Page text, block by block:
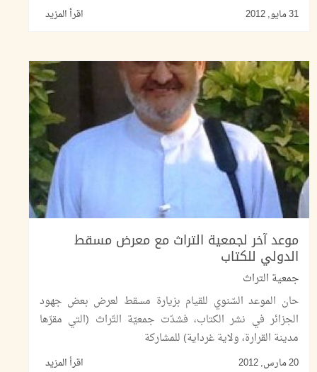
31 مايو, 2012 اقرأ المزيد
موعد آخر لجمعية التراث مع معرض مسقط
الدولي للكتاب
جمعية التراث
حان الموعد السّنوي للقيام بزيارة مسقط لعرض بعض جهود
الجزائر في نشر الكتاب، فشدّت جمعيّة التّراث (التي مقرّها
مدينة القرارة، ولاية غرداية) للمشاركة
20 مارس, 2012 اقرأ المزيد